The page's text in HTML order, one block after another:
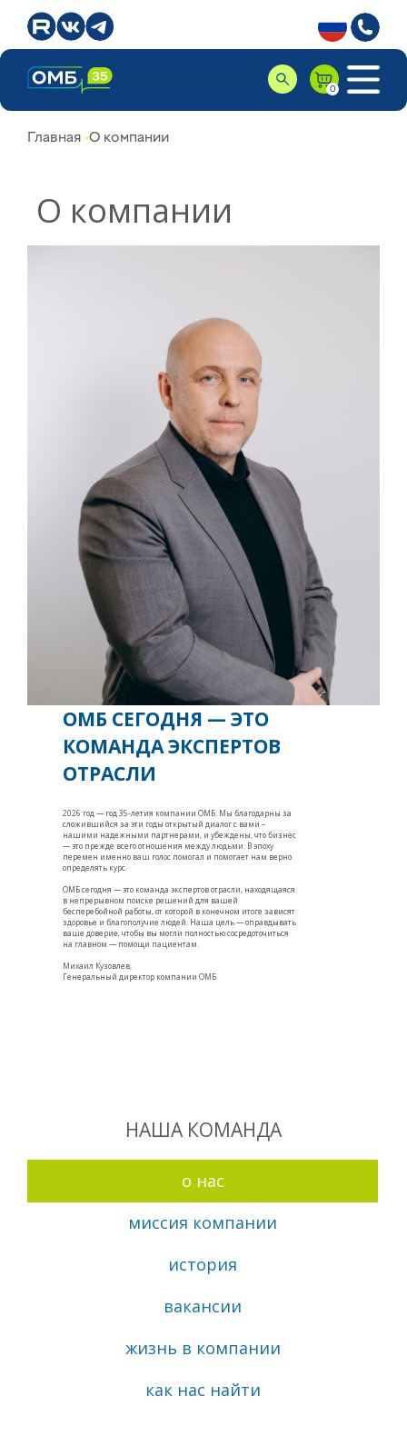
Главная О компании
О компании
ОМБ СЕГОДНЯ — ЭТО
КОМАНДА ЭКСПЕРТОВ
ОТРАСЛИ
2026 год — год 35-летия компании ОМБ. Мы благодарны за
сложившийся за эти годы открытый диалог с вами –
нашими надежными партнерами, и убеждены, что бизнес
— это прежде всего отношения между людьми. В эпоху
перемен именно ваш голос помогал и помогает нам верно
определять курс.
ОМБ сегодня — это команда экспертов отрасли, находящаяся
в непрерывном поиске решений для вашей
бесперебойной работы, от которой в конечном итоге зависят
здоровье и благополучие людей. Наша цель — оправдывать
ваше доверие, чтобы вы могли полностью сосредоточиться
на главном — помощи пациентам.
Михаил Кузовлев,
Генеральный директор компании ОМБ
НАША КОМАНДА
о нас
миссия компании
история
вакансии
жизнь в компании
как нас найти